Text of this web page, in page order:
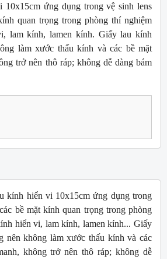
ứng dụng trong vệ sinh lens
quan trọng trong phòng thí nghiệm
lam kính, lamen kính. Giấy lau kính
làm xước thấu kính và các bề mặt
trở nên thô ráp; không dễ dàng bám
kính hiển vi 10x15cm ứng dụng trong
bề mặt kính quan trọng trong phòng
hiển vi, lam kính, lamen kính... Giấy
nên không làm xước thấu kính và các
không trở nên thô ráp; không dễ